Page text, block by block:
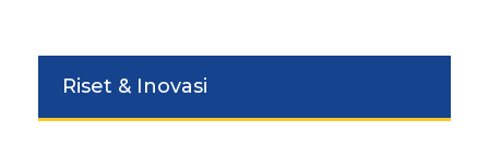
Riset & Inovasi